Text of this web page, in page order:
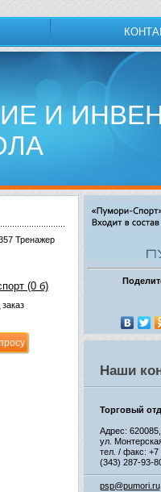
И
Тренажер
(0 б)
Наши
Торговый
Адрес: 620085,
ул.
тел. / факс: +7
(343) 287-93-
psp@pumori.ru